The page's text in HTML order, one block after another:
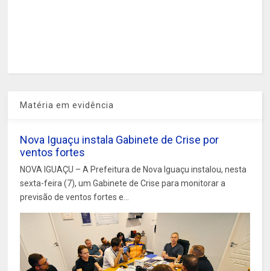
Matéria em evidência
Nova Iguaçu instala Gabinete de Crise por
ventos fortes
NOVA IGUAÇU – A Prefeitura de Nova Iguaçu instalou, nesta
sexta-feira (7), um Gabinete de Crise para monitorar a
previsão de ventos fortes e...